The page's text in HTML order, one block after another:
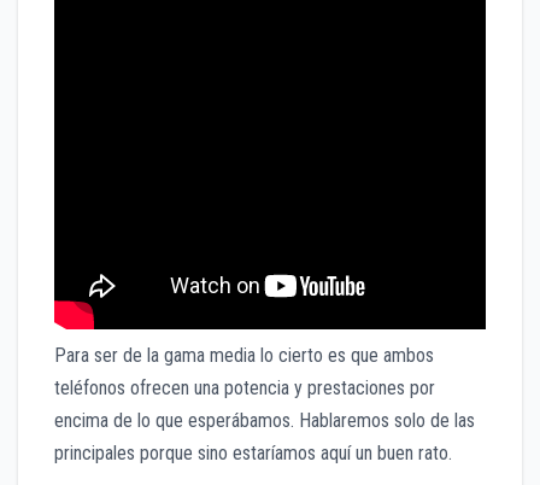
Para ser de la gama media lo cierto es que ambos
teléfonos ofrecen una potencia y prestaciones por
encima de lo que esperábamos. Hablaremos solo de las
principales porque sino estaríamos aquí un buen rato.